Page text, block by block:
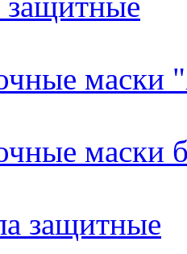
маски
маски
защитные